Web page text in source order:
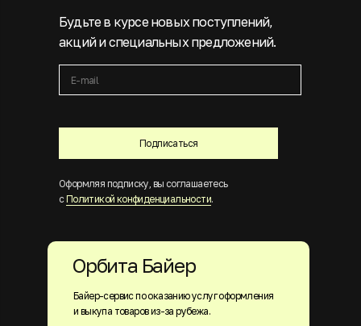
Подписаться
Будьте в курсе новых поступлений,
акций и специальных предложений.
Оформляя подписку, вы соглашаетесь
с Политикой конфиденциальности.
Байер-сервис по оказанию услуг оформления
и выкупа товаров из-за рубежа.
Орбита Байер